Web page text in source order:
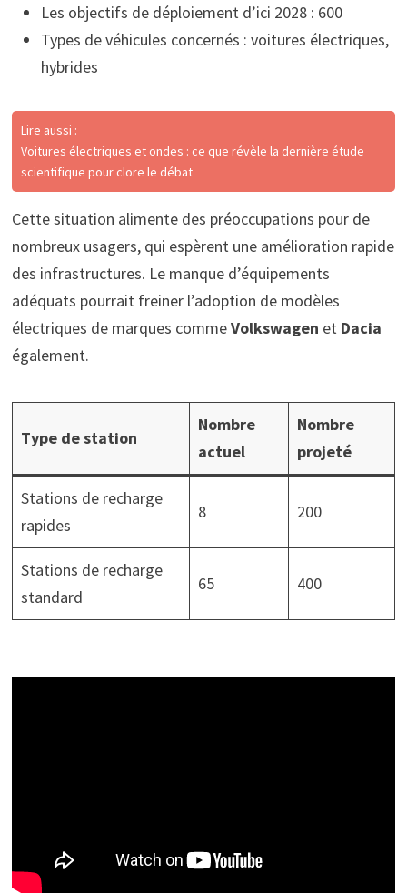
Les objectifs de déploiement d’ici 2028 : 600
Types de véhicules concernés : voitures électriques,
hybrides
Lire aussi :
Voitures électriques et ondes : ce que révèle la dernière étude
scientifique pour clore le débat
Cette situation alimente des préoccupations pour de
nombreux usagers, qui espèrent une amélioration rapide
des infrastructures. Le manque d’équipements
adéquats pourrait freiner l’adoption de modèles
électriques de marques commeVolkswagen et Dacia
également.
Type de station
Nombre
actuel
Nombre
projeté
Stations de recharge
rapides
8 200
Stations de recharge
standard
65 400